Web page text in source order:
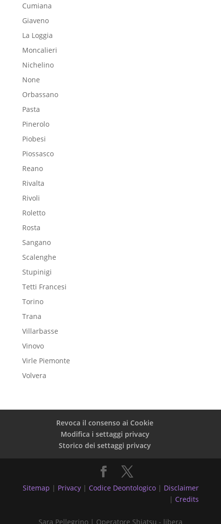
Cumiana
Giaveno
La Loggia
Moncalieri
Nichelino
None
Orbassano
Pasta
Pinerolo
Piobesi
Piossasco
Reano
Rivalta
Rivoli
Roletto
Rosta
Sangano
Scalenghe
Stupinigi
Tetti Francesi
Torino
Trana
Villarbasse
Vinovo
Virle Piemonte
Volvera
Revoca il consenso ai Cookie
Modifica i settaggi privacy
Storico dei settaggi privacy
Sitemap | Privacy | Codice Deontologico | Disclaimer
| Credits
Sara Pellegrino | Operatore Shiatsu - libera